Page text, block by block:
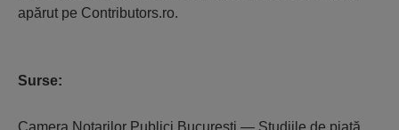
apărut pe Contributors.ro.
Surse:
Camera Notarilor Publici Bucureşti — Studiile de piaţă